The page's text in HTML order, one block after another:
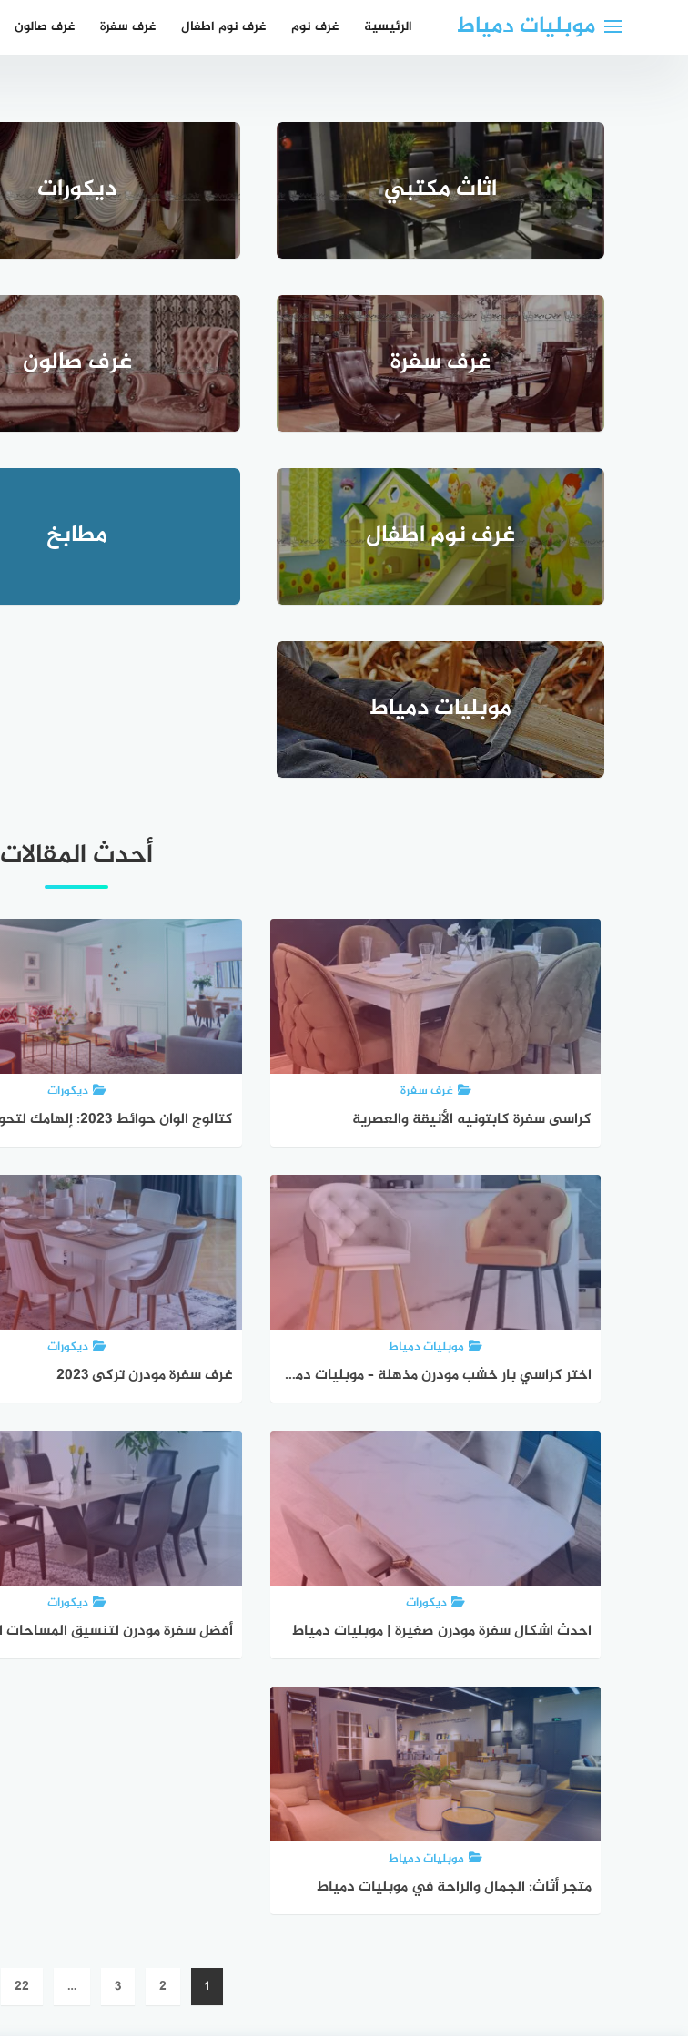
موبليات دمياط الرئيسية غرف نوم غرف نوم اطفال غرف سفرة غرف صالون
اثاث مكتبي ديكورات
غرف سفرة غرف صالون
غرف نوم اطفال مطابخ
موبليات دمياط
أحدث المقالات
غرف سفرة
كراسى سفرة كابتونيه الأنيقة والعصرية
ديكورات
موبليات دمياط
اختر كراسي بار خشب مودرن مذهلة – موبليات دمياط
ديكورات
غرف سفرة مودرن تركى 2023
ديكورات
احدث اشكال سفرة مودرن صغيرة | موبليات دمياط
ديكورات
موبليات دمياط
متجر أثاث: الجمال والراحة في موبليات دمياط
1
2
3
…
22